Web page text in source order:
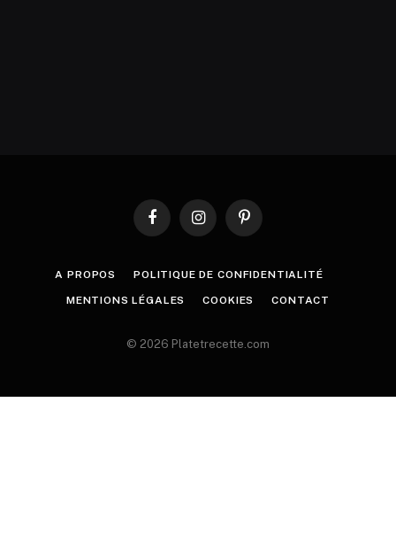
FacebookInstagramPinterest
A PROPOS POLITIQUE DE CONFIDENTIALITÉ
MENTIONS LÉGALES COOKIES CONTACT
© 2026 Platetrecette.com